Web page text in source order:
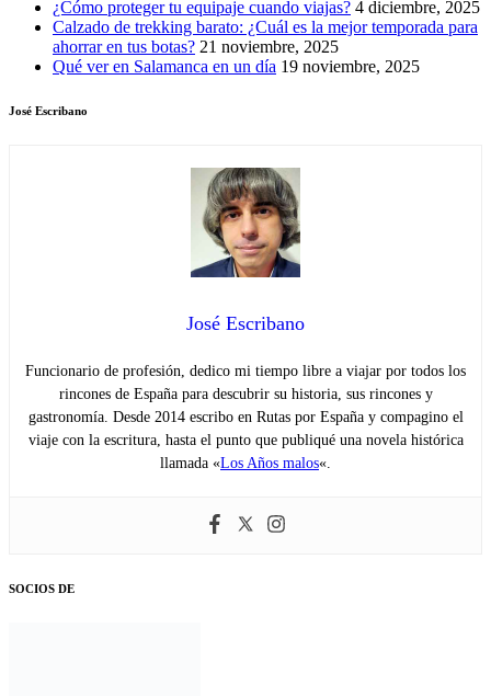
¿Cómo proteger tu equipaje cuando viajas? 4 diciembre, 2025
Calzado de trekking barato: ¿Cuál es la mejor temporada para
ahorrar en tus botas? 21 noviembre, 2025
Qué ver en Salamanca en un día 19 noviembre, 2025
José Escribano
José Escribano
Funcionario de profesión, dedico mi tiempo libre a viajar por todos los
rincones de España para descubrir su historia, sus rincones y
gastronomía. Desde 2014 escribo en Rutas por España y compagino el
viaje con la escritura, hasta el punto que publiqué una novela histórica
llamada «Los Años malos«.
SOCIOS DE